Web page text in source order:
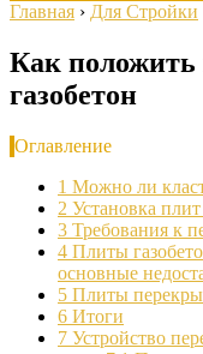
Главная › Для Стройки
Как
газобетон
Оглавление
1 Можно ли
2 Установка
3 Требования к
4 Плиты
основные
5 Плиты
6 Итоги
7 Устройство